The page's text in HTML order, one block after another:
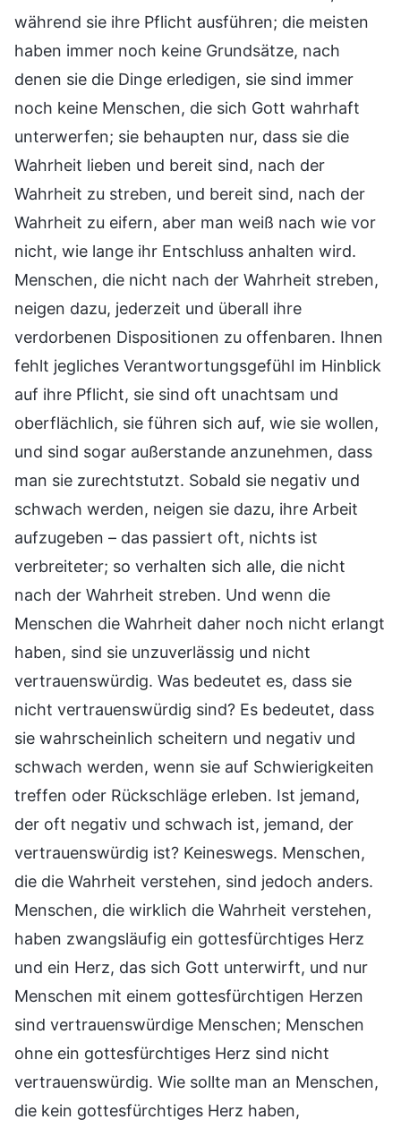
während sie ihre Pflicht ausführen; die meisten
haben immer noch keine Grundsätze, nach
denen sie die Dinge erledigen, sie sind immer
noch keine Menschen, die sich Gott wahrhaft
unterwerfen; sie behaupten nur, dass sie die
Wahrheit lieben und bereit sind, nach der
Wahrheit zu streben, und bereit sind, nach der
Wahrheit zu eifern, aber man weiß nach wie vor
nicht, wie lange ihr Entschluss anhalten wird.
Menschen, die nicht nach der Wahrheit streben,
neigen dazu, jederzeit und überall ihre
verdorbenen Dispositionen zu offenbaren. Ihnen
fehlt jegliches Verantwortungsgefühl im Hinblick
auf ihre Pflicht, sie sind oft unachtsam und
oberflächlich, sie führen sich auf, wie sie wollen,
und sind sogar außerstande anzunehmen, dass
man sie zurechtstutzt. Sobald sie negativ und
schwach werden, neigen sie dazu, ihre Arbeit
aufzugeben – das passiert oft, nichts ist
verbreiteter; so verhalten sich alle, die nicht
nach der Wahrheit streben. Und wenn die
Menschen die Wahrheit daher noch nicht erlangt
haben, sind sie unzuverlässig und nicht
vertrauenswürdig. Was bedeutet es, dass sie
nicht vertrauenswürdig sind? Es bedeutet, dass
sie wahrscheinlich scheitern und negativ und
schwach werden, wenn sie auf Schwierigkeiten
treffen oder Rückschläge erleben. Ist jemand,
der oft negativ und schwach ist, jemand, der
vertrauenswürdig ist? Keineswegs. Menschen,
die die Wahrheit verstehen, sind jedoch anders.
Menschen, die wirklich die Wahrheit verstehen,
haben zwangsläufig ein gottesfürchtiges Herz
und ein Herz, das sich Gott unterwirft, und nur
Menschen mit einem gottesfürchtigen Herzen
sind vertrauenswürdige Menschen; Menschen
ohne ein gottesfürchtiges Herz sind nicht
vertrauenswürdig. Wie sollte man an Menschen,
die kein gottesfürchtiges Herz haben,